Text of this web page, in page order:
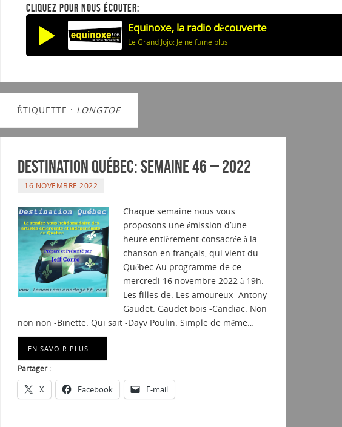
CLIQUEZ POUR NOUS ÉCOUTER:
Equinoxe, la radio découverte
Le Grand Jojo: Je ne fume plus
ÉTIQUETTE : LONGTOE
Destination Québec: Semaine 46 – 2022
16 NOVEMBRE 2022
Chaque semaine nous vous
proposons une émission d’une
heure entièrement consacrée à la
chanson en français, qui vient du
Québec Au programme de ce
mercredi 16 novembre 2022 à 19h:-
Les filles de: Les amoureux -Antony
Gaudet: Gaudet bois -Candiac: Non
non non -Binette: Qui sait -Dayv Poulin: Simple de même…
EN SAVOIR PLUS …
Partager :
X Facebook E-mail